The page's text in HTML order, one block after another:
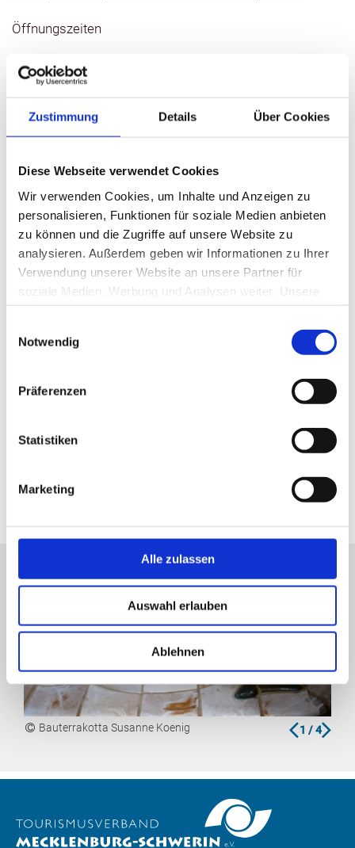
Zustimmung Details Über Cookies
Diese Webseite verwendet Cookies
Wir verwenden Cookies, um Inhalte und Anzeigen zu
personalisieren, Funktionen für soziale Medien anbieten
zu können und die Zugriffe auf unsere Website zu
analysieren. Außerdem geben wir Informationen zu Ihrer
Verwendung unserer Website an unsere Partner für
soziale Medien, Werbung und Analysen weiter. Unsere
Partner führen diese Informationen möglicherweise mit
weiteren Daten zusammen, die Sie ihnen bereitgestellt
haben oder die sie im Rahmen Ihrer Nutzung der Dienste
Notwendig
Präferenzen
Statistiken
Marketing
Alle zulassen
Auswahl erlauben
Ablehnen
Öffnungszeiten
Januar-Dezember:
Mo-Di 9-13 Uhr, 14:30-18 Uhr
Mi Ruhetag
Kontaktinformationen
Bauterrakotta - Susanne Koenig
Große Burgstraße 24
+49 172 2387454
zurückvor
Bauterrakotta Susanne Koenig 1 / 4